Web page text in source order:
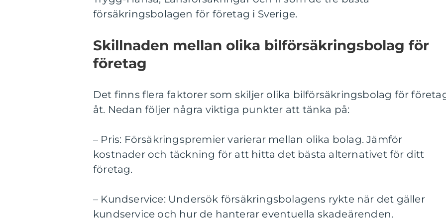
försäkringsbolagen för företag i Sverige.
Skillnaden mellan olika bilförsäkringsbolag för
företag
Det finns flera faktorer som skiljer olika bilförsäkringsbolag för
åt. Nedan följer några viktiga punkter att tänka på:
– Pris: Försäkringspremier varierar mellan olika bolag. Jämför
kostnader och täckning för att hitta det bästa alternativet för ditt
företag.
– Kundservice: Undersök försäkringsbolagens rykte när det gäller
kundservice och hur de hanterar eventuella skadeärenden.